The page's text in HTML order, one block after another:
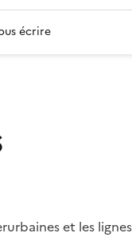
écrire
et les